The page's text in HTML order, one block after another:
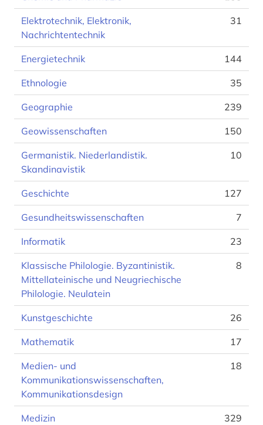
Elektrotechnik, Elektronik,
Nachrichtentechnik
31
Energietechnik 144
Ethnologie 35
Geographie 239
Geowissenschaften 150
Germanistik. Niederlandistik.
Skandinavistik
10
Geschichte 127
Gesundheitswissenschaften 7
Informatik 23
Klassische Philologie. Byzantinistik.
Mittellateinische und Neugriechische
Philologie. Neulatein
8
Kunstgeschichte 26
Mathematik 17
Medien- und
Kommunikationswissenschaften,
Kommunikationsdesign
18
Medizin 329